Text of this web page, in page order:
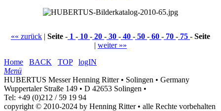
«« zurück | Seite - 1 - 10 - 20 - 30 - 40 - 50 - 60 - 70 - 75 - Seite
| weiter »»
Home
BACK TOP
logIN
Menü
HUBERTUS Messer Henning Ritter • Solingen • Germany
Wuppertaler Straße 149 • D 42653 Solingen •
Tel: +49 (0)212 / 59 19 94
copyright © 2010-2024 by Henning Ritter • alle Rechte vorbehalten